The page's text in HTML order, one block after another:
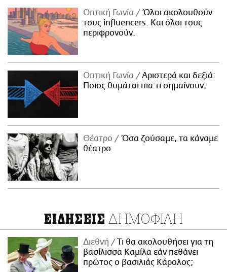
Οπτική Γωνία
Όλοι ακολουθούν
τους influencers. Και όλοι τους
περιφρονούν.
Οπτική Γωνία
Αριστερά και δεξιά:
Ποιος θυμάται πια τι σημαίνουν;
Θέατρο
Όσα ζούσαμε, τα κάναμε
θέατρο
ΕΙΔΗΣΕΙΣ ΔΗΜΟΦΙΛΗ
Διεθνή
Τι θα ακολουθήσει για τη
βασίλισσα Καμίλα εάν πεθάνει
πρώτος ο βασιλιάς Κάρολος;